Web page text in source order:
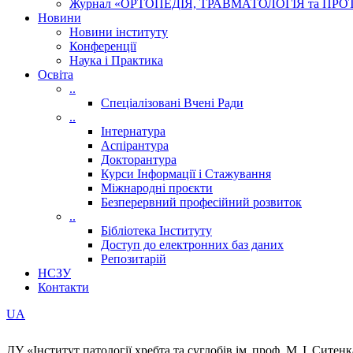
Журнал «ОРТОПЕДІЯ, ТРАВМАТОЛОГІЯ та
Новини
Новини інституту
Конференції
Наука і Практика
Освіта
..
Спеціалізовані Вчені Ради
..
Інтернатура
Аспірантура
Докторантура
Курси Інформації і Стажування
Міжнародні проєкти
Безперервний професійний розвиток
..
Бібліотека Інституту
Доступ до електронних баз даних
Репозитарій
НСЗУ
Контакти
UA
ДУ «Інститут патології хребта та суглобів ім. проф. М. І.